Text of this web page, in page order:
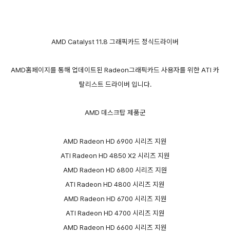
AMD Catalyst 11.8 그래픽카드 정식드라이버
AMD홈페이지를 통해 업데이트된 Radeon그래픽카드 사용자를 위한 ATI 카
탈리스트 드라이버 입니다.
AMD 데스크탑 제품군
AMD Radeon HD 6900 시리즈 지원
ATI Radeon HD 4850 X2 시리즈 지원
AMD Radeon HD 6800 시리즈 지원
ATI Radeon HD 4800 시리즈 지원
AMD Radeon HD 6700 시리즈 지원
ATI Radeon HD 4700 시리즈 지원
AMD Radeon HD 6600 시리즈 지원